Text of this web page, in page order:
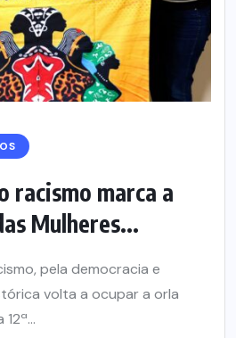
racismo marca a
Mulheres...
pela democracia e
volta a ocupar a orla